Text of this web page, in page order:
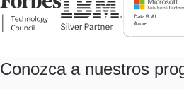
Conozca a nuestros